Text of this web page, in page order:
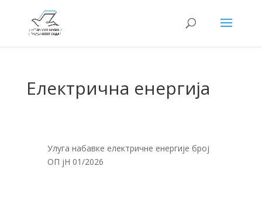
Електрична енергија
Улуга набавке електричне енергије број
ОП јН 01/2026